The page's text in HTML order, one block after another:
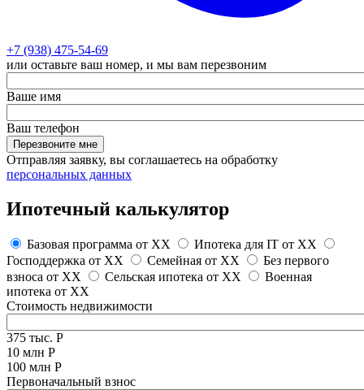
+7 (938) 475-54-69
или оставьте ваш номер, и мы вам перезвоним
Ваше имя
Ваш телефон
Перезвоните мне
Отправляя заявку, вы соглашаетесь на обработку
персональных данных
Ипотечный калькулятор
Базовая программа от XX Ипотека для IT от XX
Господдержка от XX Семейная от XX
Без первого
взноса от XX Сельская ипотека от XX
Военная
ипотека от XX
Стоимость недвижимости
375 тыс. Р
10 млн Р
100 млн Р
Первоначальный взнос